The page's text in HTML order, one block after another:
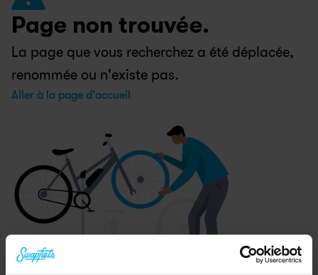
Page non trouvée.
La page que vous recherchez a été déplacée,
renommée ou n'existe pas.
Aller à la page d'accueil